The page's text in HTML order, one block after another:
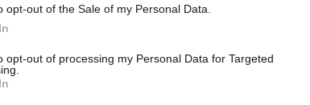
opt-out of the Sale of my Personal Data.
opt-out of processing my Personal Data for Targeted
který také vyčistil všechny terče.